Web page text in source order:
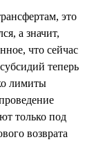
это
а значит,
что сейчас
теперь
лимиты
только под
возврата